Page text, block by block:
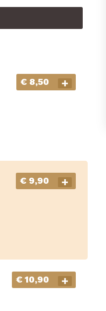
€ 8,50
€ 9,90
€ 10,90